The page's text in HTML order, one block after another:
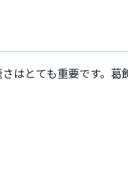
はとても重要です。